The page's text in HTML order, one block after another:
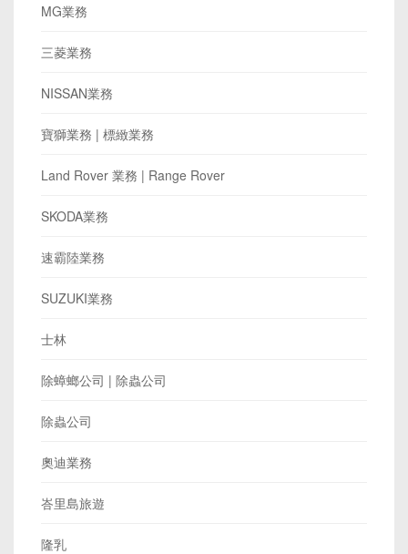
MG業務
三菱業務
NISSAN業務
寶獅業務 | 標緻業務
Land Rover 業務 | Range Rover
SKODA業務
速霸陸業務
SUZUKI業務
士林
除蟑螂公司 | 除蟲公司
除蟲公司
奧迪業務
峇里島旅遊
隆乳